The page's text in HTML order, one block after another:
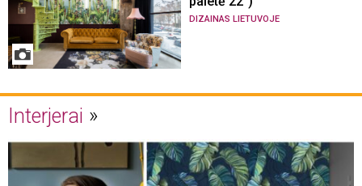
DIZAINAS LIETUVOJE
Interjerai